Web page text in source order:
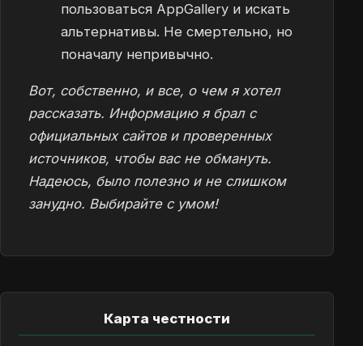
пользоваться AppGallery и искать
альтернативы. Не смертельно, но
поначалу непривычно.
Вот, собственно, и все, о чем я хотел
рассказать. Информацию я брал с
официальных сайтов и проверенных
источников, чтобы вас не обмануть.
Надеюсь, было полезно и не слишком
занудно. Выбирайте с умом!
Карта честности